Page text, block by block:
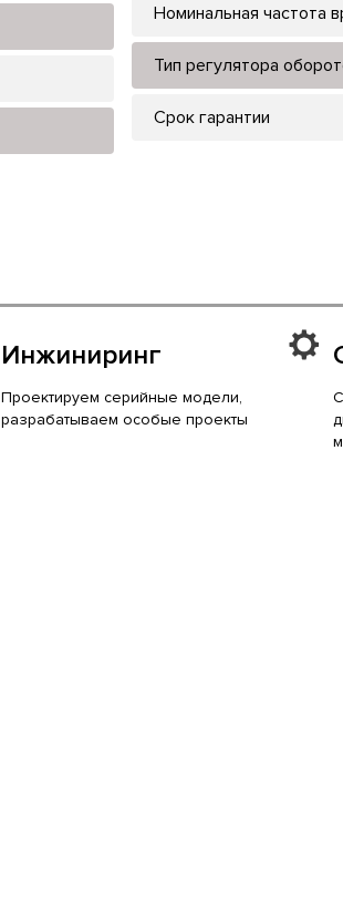
Номинальная частота
Тип регулятора
Срок гарантии
Инжиниринг
Проектируем серийные модели,
разрабатываем особые проекты